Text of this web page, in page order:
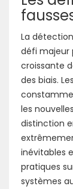
La
défi majeur
croissante
des biais.
les
distinction
inévitables
pratiques
systèmes